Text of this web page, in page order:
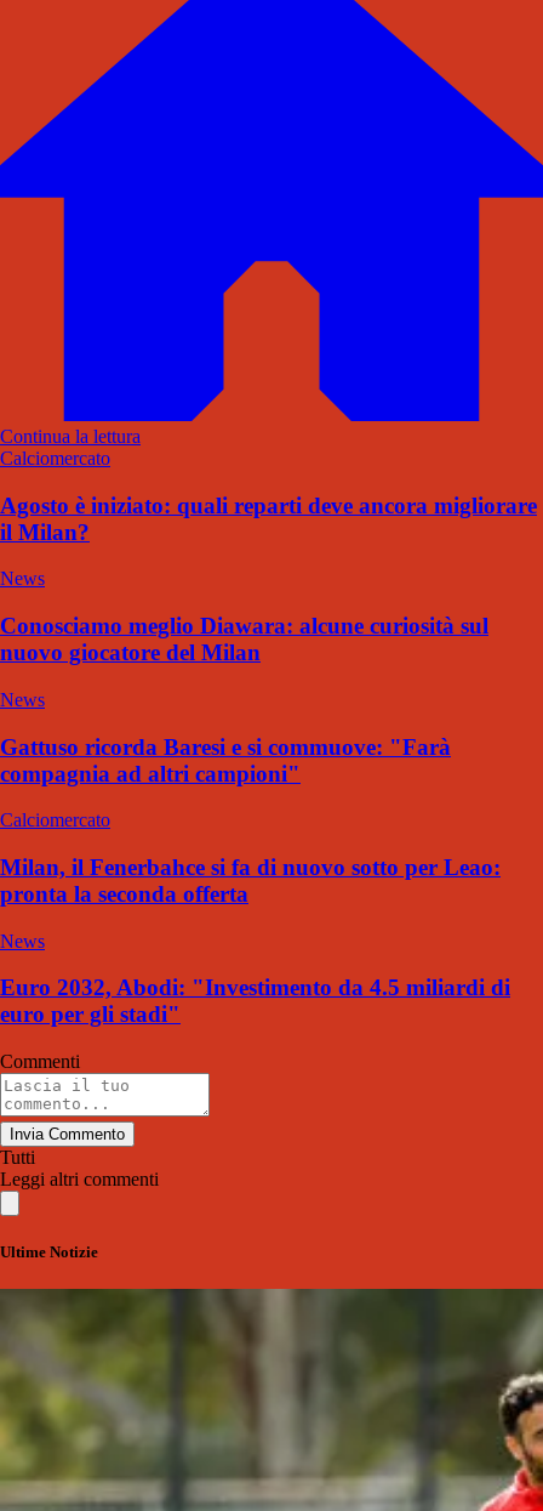
Continua la lettura
Calciomercato
Agosto è iniziato: quali reparti deve ancora migliorare
il Milan?
News
Conosciamo meglio Diawara: alcune curiosità sul
nuovo giocatore del Milan
News
Gattuso ricorda Baresi e si commuove: "Farà
compagnia ad altri campioni"
Calciomercato
Milan, il Fenerbahce si fa di nuovo sotto per Leao:
pronta la seconda offerta
News
Euro 2032, Abodi: "Investimento da 4.5 miliardi di
euro per gli stadi"
Commenti
Invia Commento
Tutti
Leggi altri commenti
Ultime Notizie